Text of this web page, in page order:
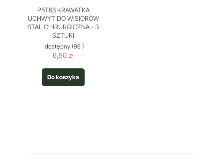
P5T68 KRAWATKA
UCHWYT DO WISIORÓW
STAL CHIRURGICZNA - 3
SZTUKI
dostępny (96 )
6,90 zł
Do koszyka